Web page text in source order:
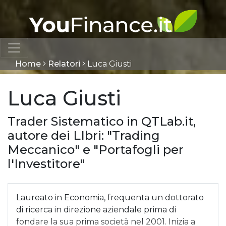
Home Relatori Luca Giusti
Luca Giusti
Trader Sistematico in QTLab.it,
autore dei LIbri: "Trading
Meccanico" e "Portafogli per
l'Investitore"
Laureato in Economia, frequenta un dottorato
di ricerca in direzione aziendale prima di
fondare la sua prima società nel 2001. Inizia a